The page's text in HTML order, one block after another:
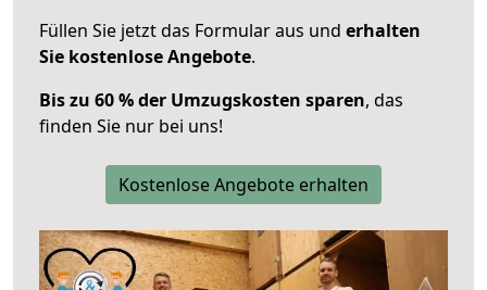
Füllen Sie jetzt das Formular aus und erhalten
Sie kostenlose Angebote.
Bis zu 60 % der Umzugskosten sparen, das
finden Sie nur bei uns!
Kostenlose Angebote erhalten